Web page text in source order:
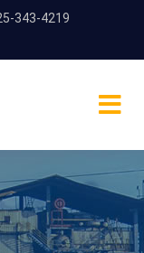
343-4219